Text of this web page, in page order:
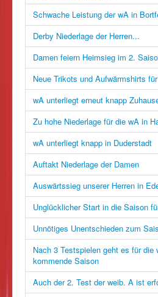
Schwache Leistung der wA in
Derby Niederlage der Herren...
Damen feiern Heimsieg im 2.
Neue Trikots und Aufwärmshirts
wA unterliegt erneut knapp
Zu hohe Niederlage für die wA in
wA unterliegt knapp in Duderstadt
Auftakt Niederlage der Damen
Auswärtssieg unserer Herren in
Unglücklicher Start in die Saison
Unnötiges Unentschieden zum
Nach 3 Testspielen geht es für die
kommende Saison
Auch der 2. Test der weib. A ist